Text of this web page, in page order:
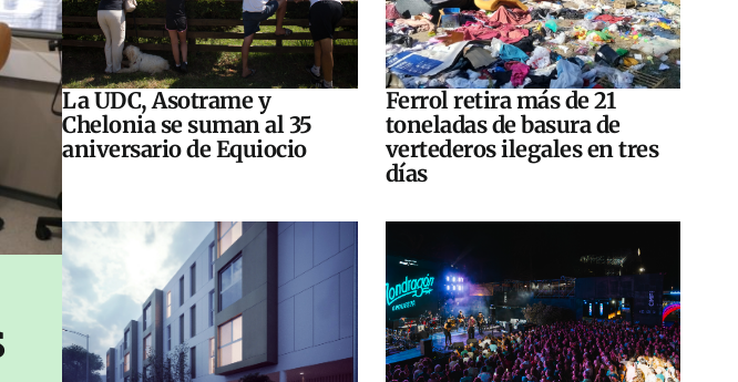
La UDC, Asotrame y
Chelonia se suman al 35
aniversario de Equiocio
Ferrol retira más de 21
toneladas de basura de
vertederos ilegales en tres
días